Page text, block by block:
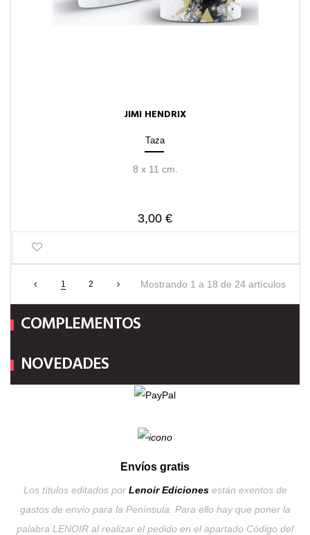
JIMI HENDRIX
Taza
8 x 11 cm.
3,00 €
Mostrando 1 a 18 de 24 artículos
1 2
COMPLEMENTOS
NOVEDADES
Envíos gratis
Los títulos editados por Lenoir Edicionesestán exentos de
gastos de envío para la Península. Para ello hay que poner la
palabra LENOIR al realizar el pedido en el apartado Código del